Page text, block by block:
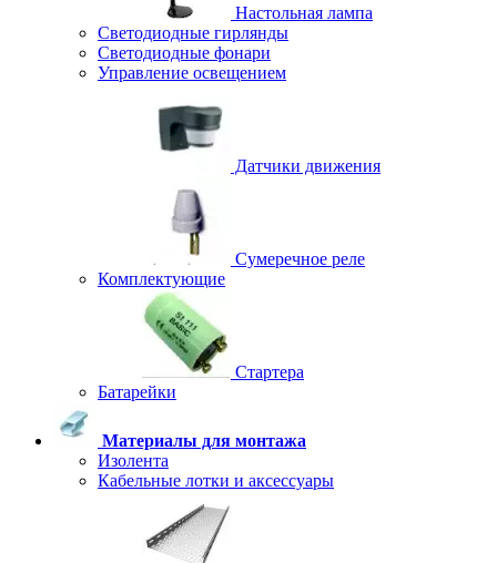
Настольная лампа
Светодиодные гирлянды
Светодиодные фонари
Управление освещением
Датчики движения
Сумеречное реле
Комплектующие
Стартера
Батарейки
Материалы для монтажа
Изолента
Кабельные лотки и аксессуары